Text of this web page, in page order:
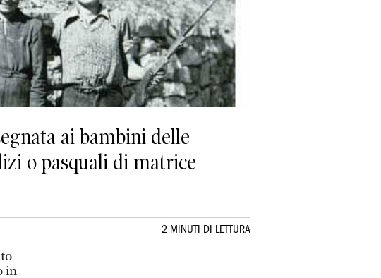
ai bambini delle
o pasquali di matrice
2 MINUTI DI LETTURA
in